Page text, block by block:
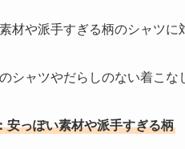
材や派手すぎる柄のシャツ
シャツやだらしのない着こ
安っぽい素材や派手すぎる柄